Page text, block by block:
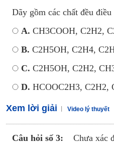
Dãy gồm các chất đều
A. CH3COOH, C2H2,
B. C2H5OH, C2H4,
C. C2H5OH, C2H2,
D. HCOOC2H3, C2H2,
Xem lời giải Video lý thuyết
Câu hỏi số 3:
Chưa xác